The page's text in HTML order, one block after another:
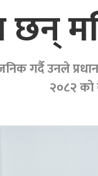
छन्
गर्दै उनले
२०८२ को